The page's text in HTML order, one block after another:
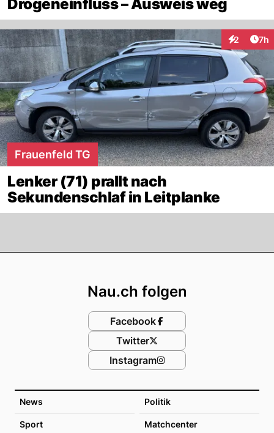
Drogeneinfluss – Ausweis weg
2 7h
Frauenfeld TG
Lenker (71) prallt nach
Sekundenschlaf in Leitplanke
News Politik
Sport Matchcenter
Nau.ch folgen
Facebook
Twitter
Instagram